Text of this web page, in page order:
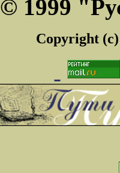
© 1999
Copyright